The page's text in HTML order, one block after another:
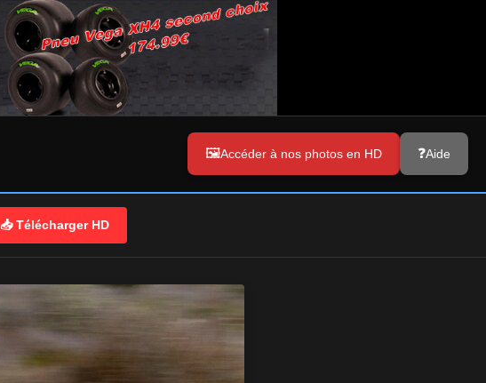
Accéder à nos photos en HD Aide
📥 Télécharger HD